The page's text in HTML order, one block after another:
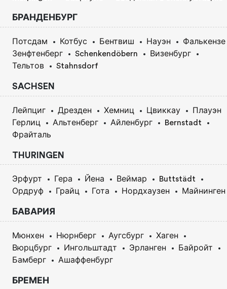
БРАНДЕНБУРГ
Потсдам Котбус Бентвиш Науэн
Фалькензе
Зенфтенберг
Schenkendöbern
Визенбург
Тельтов
Stahnsdorf
SACHSEN
Лейпциг Дрезден Хемниц Цвиккау
Плауэн
Герлиц
Альтенберг Айленбург
Bernstadt
Фрайталь
THURINGEN
Эрфурт Гера Йена Веймар
Buttstädt
Ордруф
Грайц Гота Нордхаузен Майнинген
БАВАРИЯ
Мюнхен Нюрнберг Аугсбург
Хаген
Вюрцбург
Ингольштадт Эрланген
Байройт
Бамберг
Ашаффенбург
БРЕМЕН